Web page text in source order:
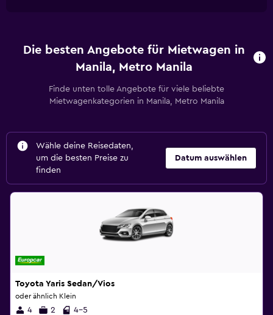
Die besten Angebote für Mietwagen in
Manila, Metro Manila
Finde unten tolle Angebote für viele beliebte
Mietwagenkategorien in Manila, Metro Manila
Wähle deine Reisedaten,
um die besten Preise zu
finden
Datum auswählen
Toyota Yaris Sedan/Vios
oder ähnlich Klein
4 2 4-5